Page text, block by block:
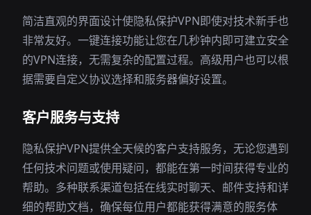
简洁直观的界面设计使隐私保护VPN即使对技术新手也
非常友好。一键连接功能让您在几秒钟内即可建立安全
的VPN连接，无需复杂的配置过程。高级用户也可以根
据需要自定义协议选择和服务器偏好设置。
客户服务与支持
隐私保护VPN提供全天候的客户支持服务，无论您遇到
任何技术问题或使用疑问，都能在第一时间获得专业的
帮助。多种联系渠道包括在线实时聊天、邮件支持和详
细的帮助文档，确保每位用户都能获得满意的服务体